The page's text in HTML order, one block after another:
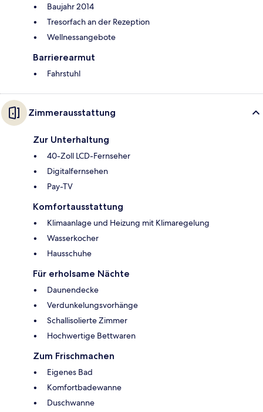
Baujahr 2014
Tresorfach an der Rezeption
Wellnessangebote
Barrierearmut
Fahrstuhl
Zimmerausstattung
Zur Unterhaltung
40-Zoll LCD-Fernseher
Digitalfernsehen
Pay-TV
Komfortausstattung
Klimaanlage und Heizung mit Klimaregelung
Wasserkocher
Hausschuhe
Für erholsame Nächte
Daunendecke
Verdunkelungsvorhänge
Schallisolierte Zimmer
Hochwertige Bettwaren
Zum Frischmachen
Eigenes Bad
Komfortbadewanne
Duschwanne